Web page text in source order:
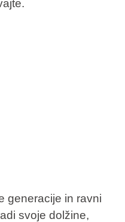
generacije in ravni
svoje dolžine,